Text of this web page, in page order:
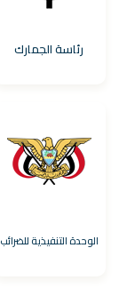
رئاسة الجمارك
الوحدة التنفيذية للضرائب